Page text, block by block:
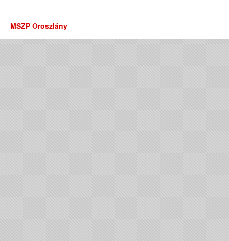
MSZP Oroszlány